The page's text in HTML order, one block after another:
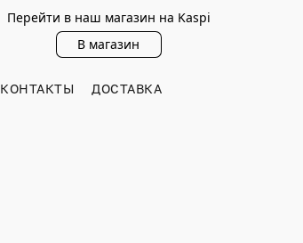
Перейти в наш магазин на Kaspi
В магазин
КОНТАКТЫ ДОСТАВКА